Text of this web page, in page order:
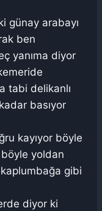
günay arabayı
ben
yanıma diyor
tabi delikanlı
basıyor
kayıyor böyle
böyle yoldan
gibi
diyor ki